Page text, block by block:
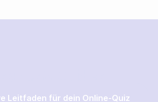
Leitfaden für dein Online-Quiz